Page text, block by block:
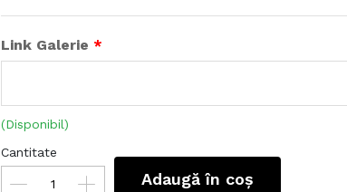
Link Galerie
(Disponibil)
Cantitate
Adaugă în coș